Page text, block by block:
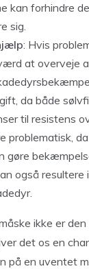
kan forhindre
sig.
: Hvis
at overveje
da både
til resistens
problematisk,
gøre
også
ikke er den
det os en
på en uventet